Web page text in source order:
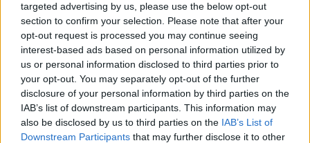
targeted advertising by us, please use the below opt-out
section to confirm your selection. Please note that after your
opt-out request is processed you may continue seeing
interest-based ads based on personal information utilized by
us or personal information disclosed to third parties prior to
your opt-out. You may separately opt-out of the further
disclosure of your personal information by third parties on the
IAB’s list of downstream participants. This information may
also be disclosed by us to third parties on the IAB’s List of
Downstream Participants that may further disclose it to other
Rampage και το κάνει σουρωτήρι από το κατάστρωμα μέχρι τα
ύφαλα
0 Reply View Replies
Lakedaemon(@lakedaemon)
5 Σεπτεμβρίου 2025 13:50